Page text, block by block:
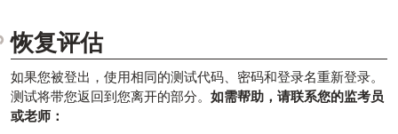
恢复评估
如果您被登出，使用相同的测试代码、密码和登录名重新登录。
测试将带您返回到您离开的部分。 如需帮助，请联系您的监考员
或老师：